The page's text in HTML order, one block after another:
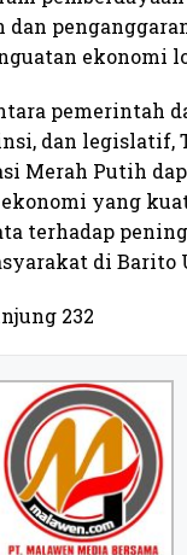
ekonomi
pemerintah
dan legislatif,
Merah Putih
yang
terhadap
di Barito
232